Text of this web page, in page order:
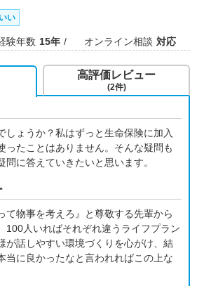
い
験年数 15年 オンライン相談 対応
しょうか？私はずっと生命保険に加入
ったことはありません。そんな疑問も
に答えていきたいと思います。
て物事を考えろ』と尊敬する先輩から
100人いればそれぞれ違うライフプラン
が話しやすい環境づくりを心がけ、結
当に良かったなと言われればこの上な
高評価レビュー
(2件)